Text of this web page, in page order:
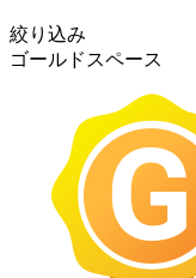
絞り込み
ゴールドスペース